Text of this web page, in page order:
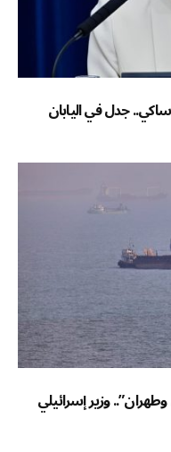
جدل في اليابان
وزير إسرائيلي